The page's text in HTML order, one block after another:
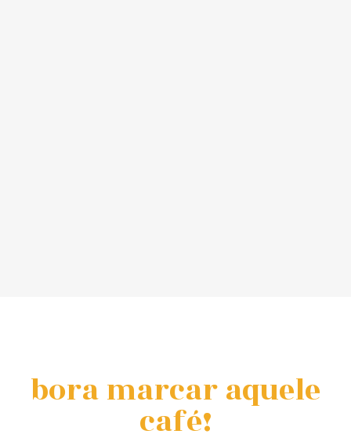
bora marcar aquele
café!